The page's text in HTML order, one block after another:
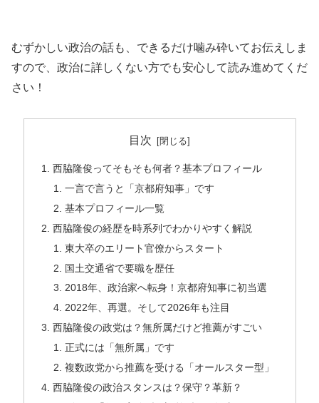
むずかしい政治の話も、できるだけ噛み砕いてお伝えしま
すので、政治に詳しくない方でも安心して読み進めてくだ
さい！
目次
西脇隆俊ってそもそも何者？基本プロフィール
一言で言うと「京都府知事」です
基本プロフィール一覧
西脇隆俊の経歴を時系列でわかりやすく解説
東大卒のエリート官僚からスタート
国土交通省で要職を歴任
2018年、政治家へ転身！京都府知事に初当選
2022年、再選。そして2026年も注目
西脇隆俊の政党は？無所属だけど推薦がすごい
正式には「無所属」です
複数政党から推薦を受ける「オールスター型」
西脇隆俊の政治スタンスは？保守？革新？